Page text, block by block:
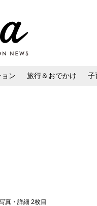
ン 旅行＆おでかけ 子
真・詳細 2枚目